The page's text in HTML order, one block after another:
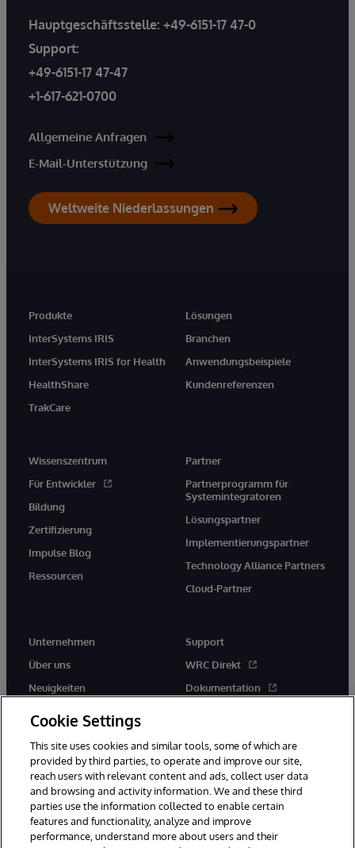
Hauptgeschäftsstelle: +49-6151-17 47-0
Support:
+49-6151-17 47-47
+1-617-621-0700
Allgemeine Anfragen
E-Mail-Unterstützung
Weltweite Niederlassungen
Produkte
InterSystems IRIS
InterSystems IRIS for Health
HealthShare
TrakCare
Lösungen
Branchen
Anwendungsbeispiele
Kundenreferenzen
Wissenszentrum
Für Entwickler
Bildung
Zertifizierung
Impulse Blog
Ressourcen
Partner
Partnerprogramm für
Systemintegratoren
Lösungspartner
Implementierungspartner
Technology Alliance Partners
Cloud-Partner
Unternehmen
Über uns
Neuigkeiten
Support
WRC Direkt
Dokumentation
© 1996-2026 InterSystems Corporation, Boston, MA. Alle Rechte
Cookie Settings
This site uses cookies and similar tools, some of which are
provided by third parties, to operate and improve our site,
reach users with relevant content and ads, collect user data
and browsing and activity information. We and these third
parties use the information collected to enable certain
features and functionality, analyze and improve
performance, understand more about users and their